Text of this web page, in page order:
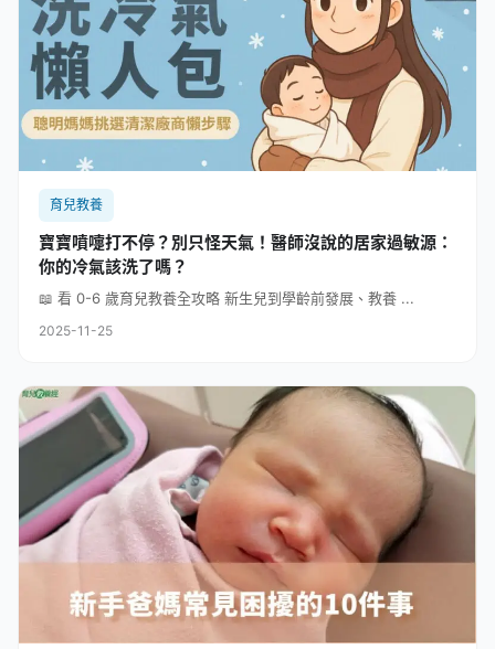
育兒教養
寶寶噴嚏打不停？別只怪天氣！醫師沒說的居家過敏源：
你的冷氣該洗了嗎？
📖 看 0-6 歲育兒教養全攻略 新生兒到學齡前發展、教養 ...
2025-11-25